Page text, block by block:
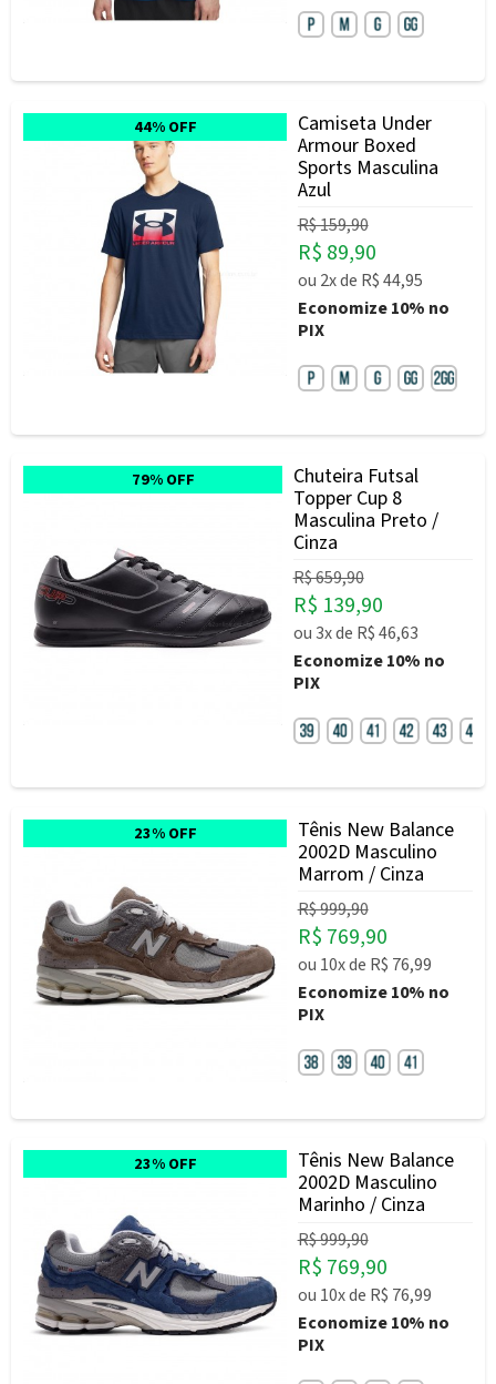
44% OFF
Camiseta Under
Armour Boxed
Sports Masculina
Azul
R$ 159,90
R$ 89,90
ou 2xde R$ 44,95
Economize10% no
PIX
79% OFF
Chuteira Futsal
Topper Cup 8
Masculina Preto /
Cinza
R$ 659,90
R$ 139,90
ou3xde R$ 46,63
Economize10% no
PIX
23% OFF
Tênis New Balance
2002D Masculino
Marrom / Cinza
R$ 999,90
R$ 769,90
ou 10xde R$ 76,99
Economize10% no
PIX
23% OFF
Tênis New Balance
2002D Masculino
Marinho / Cinza
R$ 999,90
R$ 769,90
ou 10xde R$ 76,99
Economize10% no
PIX